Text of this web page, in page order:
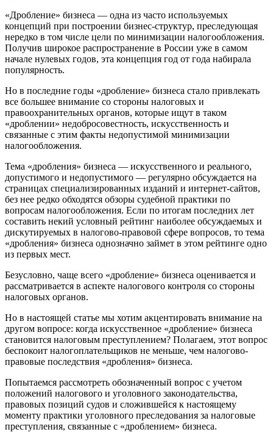
«Дробление» бизнеса — одна из часто используемых
концепций при построении бизнес-структур, преследующая
нередко в том числе цели по минимизации налогообложения.
Получив широкое распространение в России уже в самом
начале нулевых годов, эта концепция год от года набирала
популярность.
Но в последние годы «дробление» бизнеса стало привлекать
все большее внимание со стороны налоговых и
правоохранительных органов, которые ищут в таком
«дроблении» недобросовестность, искусственность и
связанные с этим факты недопустимой минимизации
налогообложения.
Тема «дробления» бизнеса — искусственного и реального,
допустимого и недопустимого — регулярно обсуждается на
страницах специализированных изданий и интернет-сайтов,
без нее редко обходятся обзоры судебной практики по
вопросам налогообложения. Если по итогам последних лет
составить некий условный рейтинг наиболее обсуждаемых и
дискутируемых в налогово-правовой сфере вопросов, то тема
«дробления» бизнеса однозначно займет в этом рейтинге одно
из первых мест.
Безусловно, чаще всего «дробление» бизнеса оценивается и
рассматривается в аспекте налогового контроля со стороны
налоговых органов.
Но в настоящей статье мы хотим акцентировать внимание на
другом вопросе: когда искусственное «дробление» бизнеса
становится налоговым преступлением? Полагаем, этот вопрос
беспокоит налогоплательщиков не меньше, чем налогово-
правовые последствия «дробления» бизнеса.
Попытаемся рассмотреть обозначенный вопрос с учетом
положений налогового и уголовного законодательства,
правовых позиций судов и сложившейся к настоящему
моменту практики уголовного преследования за налоговые
преступления, связанные с «дроблением» бизнеса.